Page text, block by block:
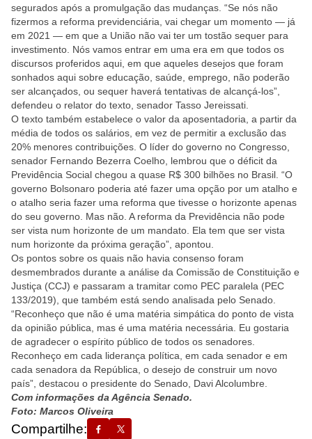
segurados após a promulgação das mudanças. “Se nós não
fizermos a reforma previdenciária, vai chegar um momento — já
em 2021 — em que a União não vai ter um tostão sequer para
investimento. Nós vamos entrar em uma era em que todos os
discursos proferidos aqui, em que aqueles desejos que foram
sonhados aqui sobre educação, saúde, emprego, não poderão
ser alcançados, ou sequer haverá tentativas de alcançá-los”,
defendeu o relator do texto, senador Tasso Jereissati.
O texto também estabelece o valor da aposentadoria, a partir da
média de todos os salários, em vez de permitir a exclusão das
20% menores contribuições. O líder do governo no Congresso,
senador Fernando Bezerra Coelho, lembrou que o déficit da
Previdência Social chegou a quase R$ 300 bilhões no Brasil. “O
governo Bolsonaro poderia até fazer uma opção por um atalho e
o atalho seria fazer uma reforma que tivesse o horizonte apenas
do seu governo. Mas não. A reforma da Previdência não pode
ser vista num horizonte de um mandato. Ela tem que ser vista
num horizonte da próxima geração”, apontou.
Os pontos sobre os quais não havia consenso foram
desmembrados durante a análise da Comissão de Constituição e
Justiça (CCJ) e passaram a tramitar como PEC paralela (PEC
133/2019), que também está sendo analisada pelo Senado.
“Reconheço que não é uma matéria simpática do ponto de vista
da opinião pública, mas é uma matéria necessária. Eu gostaria
de agradecer o espírito público de todos os senadores.
Reconheço em cada liderança política, em cada senador e em
cada senadora da República, o desejo de construir um novo
país”, destacou o presidente do Senado, Davi Alcolumbre.
Com informações da Agência Senado.
Foto: Marcos Oliveira
Compartilhe: